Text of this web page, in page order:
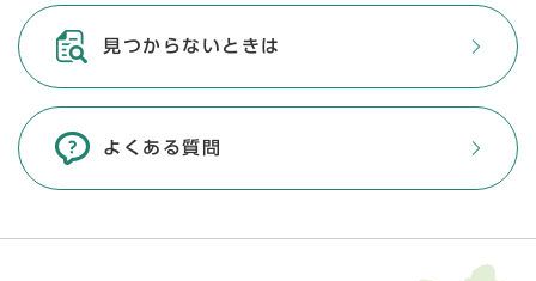
見つからないときは
よくある質問